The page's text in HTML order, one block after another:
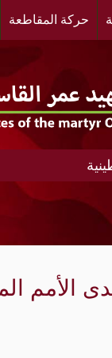
حركة المقاطعة
الانتفاضة
"مجد" ينظمان
الأمم